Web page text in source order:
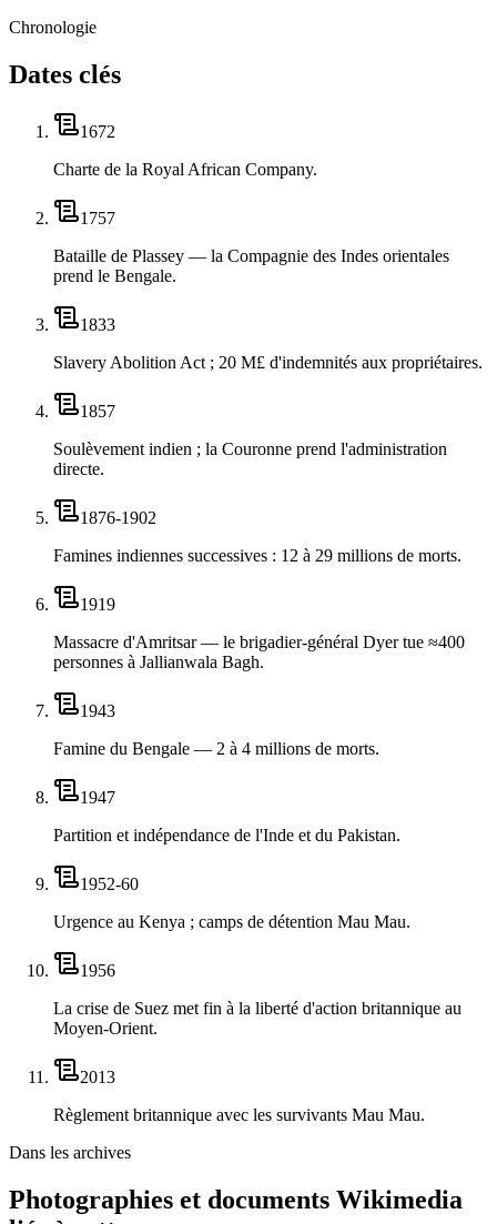
Chronologie
Dates clés
1672
Charte de la Royal African Company.
1757
Bataille de Plassey — la Compagnie des Indes orientales
prend le Bengale.
1833
Slavery Abolition Act ; 20 M£ d'indemnités aux propriétaires.
1857
Soulèvement indien ; la Couronne prend l'administration
directe.
1876-1902
Famines indiennes successives : 12 à 29 millions de morts.
1919
Massacre d'Amritsar — le brigadier-général Dyer tue ≈400
personnes à Jallianwala Bagh.
1943
Famine du Bengale — 2 à 4 millions de morts.
1947
Partition et indépendance de l'Inde et du Pakistan.
1952-60
Urgence au Kenya ; camps de détention Mau Mau.
1956
La crise de Suez met fin à la liberté d'action britannique au
Moyen-Orient.
2013
Règlement britannique avec les survivants Mau Mau.
Dans les archives
Photographies et documents Wikimedia